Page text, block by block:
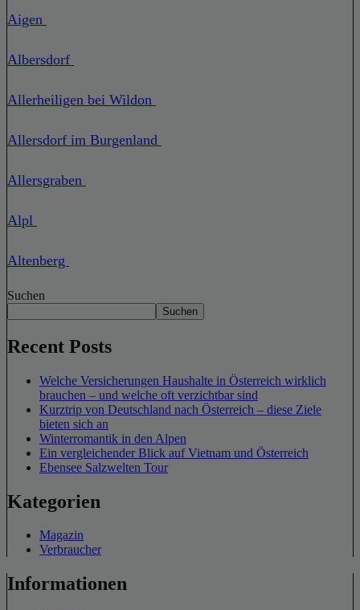
Aigen
Albersdorf
Allerheiligen bei Wildon
Allersdorf im Burgenland
Allersgraben
Alpl
Altenberg
Suchen
Suchen
Recent Posts
Welche Versicherungen Haushalte in Österreich wirklich
brauchen – und welche oft verzichtbar sind
Kurztrip von Deutschland nach Österreich – diese Ziele
bieten sich an
Winterromantik in den Alpen
Ein vergleichender Blick auf Vietnam und Österreich
Ebensee Salzwelten Tour
Kategorien
Magazin
Verbraucher
Informationen